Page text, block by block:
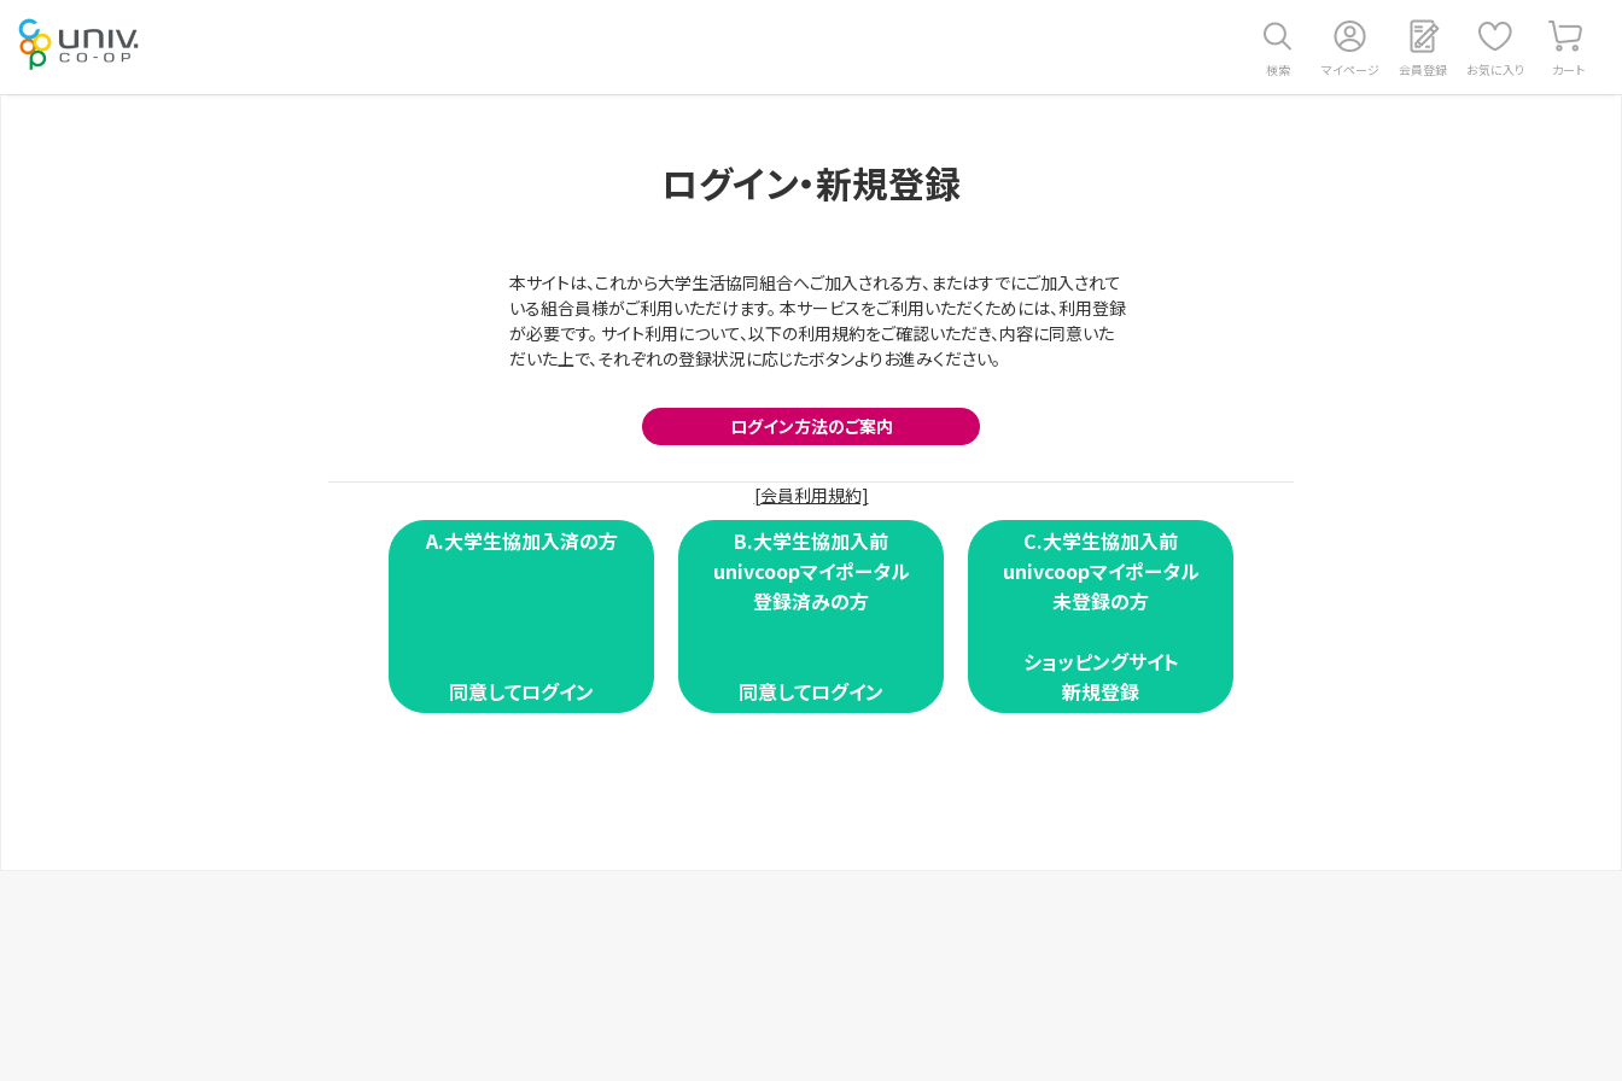
検索 マイページ 会員登録 お気に入り カート
ログイン・新規登録
本サイトは、これから大学生活協同組合へご加入される方、またはすでにご加入されて
いる組合員様がご利用いただけます。 本サービスをご利用いただくためには、利用登録
が必要です。 サイト利用について、以下の利用規約をご確認いただき、内容に同意いた
だいた上で、それぞれの登録状況に応じたボタンよりお進みください。
ログイン方法のご案内
[会員利用規約]
A.大学生協加入済の方
同意してログイン
B.大学生協加入前
univcoopマイポータル
登録済みの方
同意してログイン
C.大学生協加入前
univcoopマイポータル
未登録の方
ショッピングサイト
新規登録